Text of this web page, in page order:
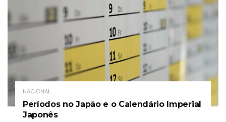
NACIONAL
Períodos no Japão e o Calendário Imperial
Japonês